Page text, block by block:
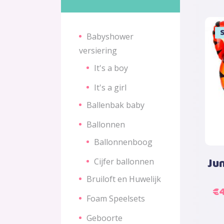
€
Babyshower
versiering
It's a boy
It's a girl
Ballenbak baby
Ballonnen
Ballonnenboog
Cijfer ballonnen
Bruiloft en Huwelijk
Foam Speelsets
Geboorte